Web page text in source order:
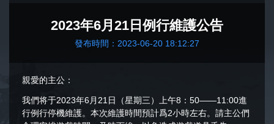
2023年6月21日例行維護公告
發布時間：2023-06-20 18:12:27
親愛的主公：
我們将于2023年6月21日（星期三）上午8：50——11:00進
行例行停機維護。本次維護時間預計爲2小時左右。請主公們